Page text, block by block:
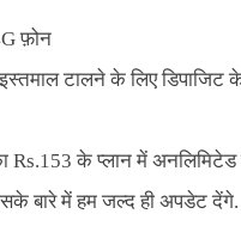
फ़ोन
टालने के लिए डिपाजिट
Rs.153 के प्लान में अनलिमिटेड
बारे में हम जल्द ही अपडेट देंगे.